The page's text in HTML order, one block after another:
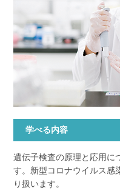
学べる内容
遺伝子検査の原理と応用に
す。新型コロナウイルス感
り扱います。